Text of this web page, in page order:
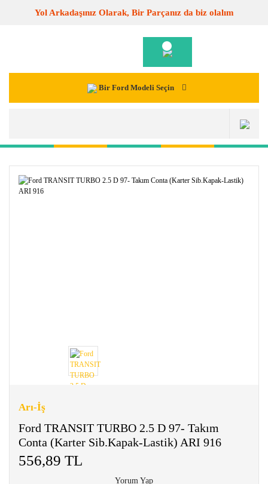
Yol Arkadaşınız Olarak, Bir Parçanız da biz olalım
Bir Ford Modeli Seçin
Arı-İş
Ford TRANSIT TURBO 2.5 D 97- Takım
Conta (Karter Sib.Kapak-Lastik) ARI 916
556,89 TL
Yorum Yap